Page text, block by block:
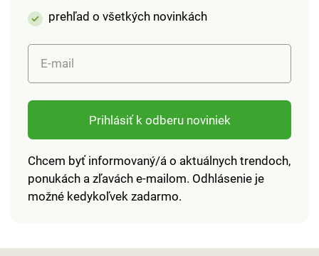
prehľad o všetkých novinkách
E-mail
Prihlásiť k odberu noviniek
Chcem byť informovaný/á o aktuálnych trendoch,
ponukách a zľavách e-mailom. Odhlásenie je
možné kedykoľvek zadarmo.